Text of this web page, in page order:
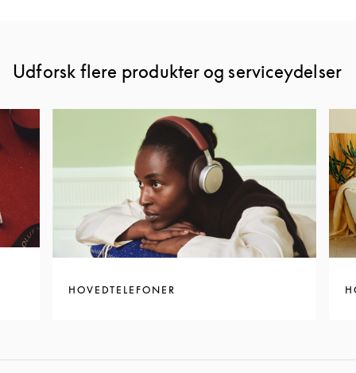
Udforsk flere produkter og serviceydelser
HOVEDTELEFONER